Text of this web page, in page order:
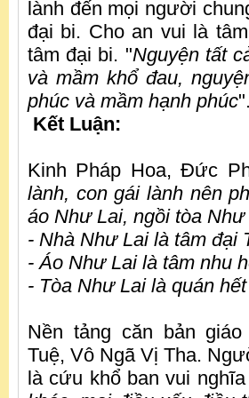
lành đến mọi người
đại bi. Cho an vui là
tâm đại bi. "Nguyện tất
và mầm khổ đau,
phúc và mầm hạnh phúc".
Kết Luận:
Kinh Pháp Hoa, Đức
lành, con gái lành nên
áo Như Lai, ngồi tòa Như
- Nhà Như Lai là tâm đại
- Áo Như Lai là tâm nhu
- Tòa Như Lai là quán
Nền tảng căn bản
Tuệ, Vô Ngã Vị Tha.
là cứu khổ ban vui nghĩa